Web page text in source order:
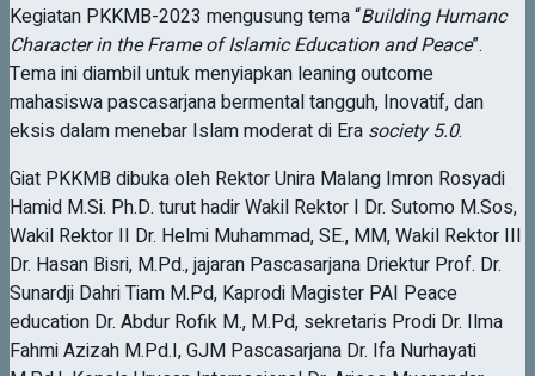
Kegiatan PKKMB-2023 mengusung tema “Building Humanc
Character in the Frame of Islamic Education and Peace”.
Tema ini diambil untuk menyiapkan leaning outcome
mahasiswa pascasarjana bermental tangguh, Inovatif, dan
eksis dalam menebar Islam moderat di Era society 5.0.
Giat PKKMB dibuka oleh Rektor Unira Malang Imron Rosyadi
Hamid M.Si. Ph.D. turut hadir Wakil Rektor I Dr. Sutomo M.Sos,
Wakil Rektor II Dr. Helmi Muhammad, SE., MM, Wakil Rektor III
Dr. Hasan Bisri, M.Pd., jajaran Pascasarjana Driektur Prof. Dr.
Sunardji Dahri Tiam M.Pd, Kaprodi Magister PAI Peace
education Dr. Abdur Rofik M., M.Pd, sekretaris Prodi Dr. Ilma
Fahmi Azizah M.Pd.I, GJM Pascasarjana Dr. Ifa Nurhayati